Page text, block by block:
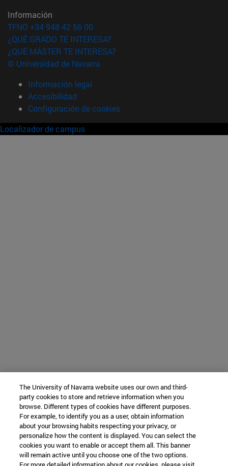
Información
TFNO +34 948 42 56 00
¿QUÉ GRADO TE INTERESA?
¿QUÉ MÁSTER TE INTERESA?
© Universidad de Navarra
Información legal
Accesibilidad
Configuración de cookies
Localizador de campus
The University of Navarra website uses our own and third-
party cookies to store and retrieve information when you
browse. Different types of cookies have different purposes.
For example, to identify you as a user, obtain information
about your browsing habits respecting your privacy, or
personalize how the content is displayed. You can select the
cookies you want to enable or accept them all. This banner
will remain active until you choose one of the two options.